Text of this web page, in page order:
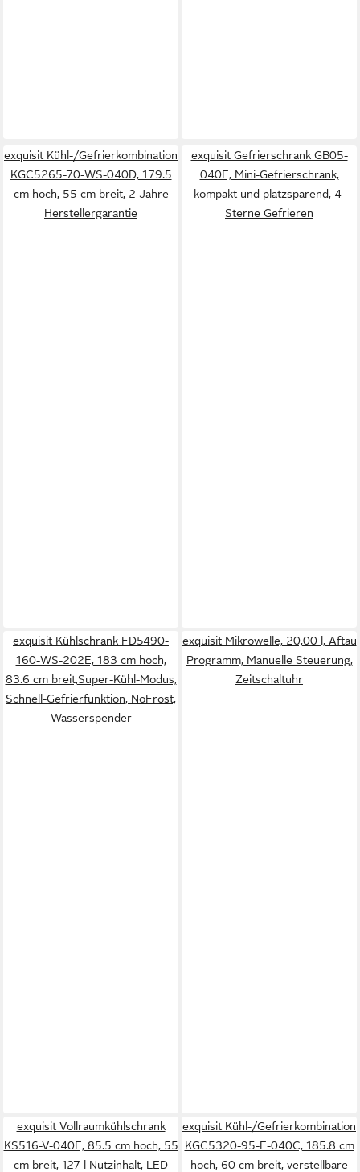
exquisit Kühl-/Gefrierkombination
KGC5265-70-WS-040D, 179.5
cm hoch, 55 cm breit, 2 Jahre
Herstellergarantie
exquisit Gefrierschrank GB05-
040E, Mini-Gefrierschrank,
kompakt und platzsparend, 4-
Sterne Gefrieren
exquisit Kühlschrank FD5490-
160-WS-202E, 183 cm hoch,
83.6 cm breit,Super-Kühl-Modus,
Schnell-Gefrierfunktion, NoFrost,
Wasserspender
exquisit Mikrowelle, 20,00 l, Aftau
Programm, Manuelle Steuerung,
Zeitschaltuhr
exquisit Vollraumkühlschrank
KS516-V-040E, 85.5 cm hoch, 55
cm breit, 127 l Nutzinhalt, LED
exquisit Kühl-/Gefrierkombination
KGC5320-95-E-040C, 185.8 cm
hoch, 60 cm breit, verstellbare